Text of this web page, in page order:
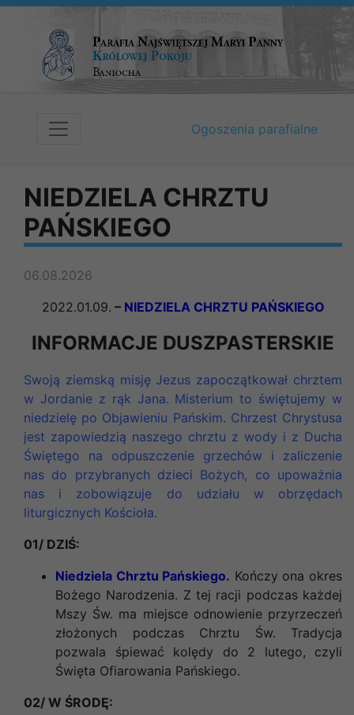
Ogoszenia parafialne
NIEDZIELA CHRZTU
PAŃSKIEGO
06.08.2026
2022.01.09. – NIEDZIELA CHRZTU PAŃSKIEGO
INFORMACJE DUSZPASTERSKIE
Swoją ziemską misję Jezus zapoczątkował chrztem
w Jordanie z rąk Jana. Misterium to świętujemy w
niedzielę po Objawieniu Pańskim. Chrzest Chrystusa
jest zapowiedzią naszego chrztu z wody i z Ducha
Świętego na odpuszczenie grzechów i zaliczenie
nas do przybranych dzieci Bożych, co upoważnia
nas i zobowiązuje do udziału w obrzędach
liturgicznych Kościoła.
01/ DZIŚ:
Niedziela Chrztu Pańskiego. Kończy ona okres
Bożego Narodzenia. Z tej racji podczas każdej
Mszy Św. ma miejsce odnowienie przyrzeczeń
złożonych podczas Chrztu Św. Tradycja
pozwala śpiewać kolędy do 2 lutego, czyli
Święta Ofiarowania Pańskiego.
02/ W ŚRODĘ: